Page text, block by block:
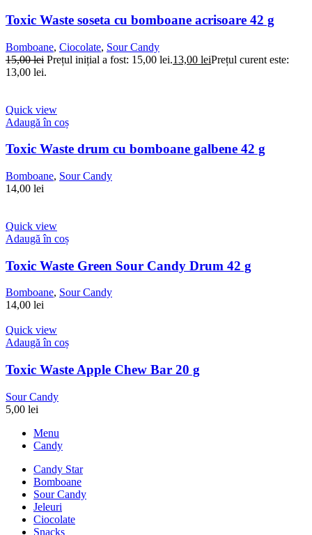
Toxic Waste soseta cu bomboane acrisoare 42 g
Bomboane, Ciocolate, Sour Candy
15,00lei Prețul inițial a fost: 15,00 lei.13,00 leiPrețul curent este:
13,00 lei.
Quick view
Adaugă în coș
Toxic Waste drum cu bomboane galbene 42 g
Bomboane, Sour Candy
14,00 lei
Quick view
Adaugă în coș
Toxic Waste Green Sour Candy Drum 42 g
Bomboane, Sour Candy
14,00 lei
Quick view
Adaugă în coș
Toxic Waste Apple Chew Bar 20 g
Sour Candy
5,00 lei
Menu
Candy
Candy Star
Bomboane
Sour Candy
Jeleuri
Ciocolate
Snacks